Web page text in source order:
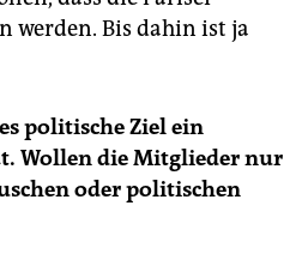
werden. Bis dahin ist ja
politische Ziel ein
Wollen die Mitglieder nur
oder politischen